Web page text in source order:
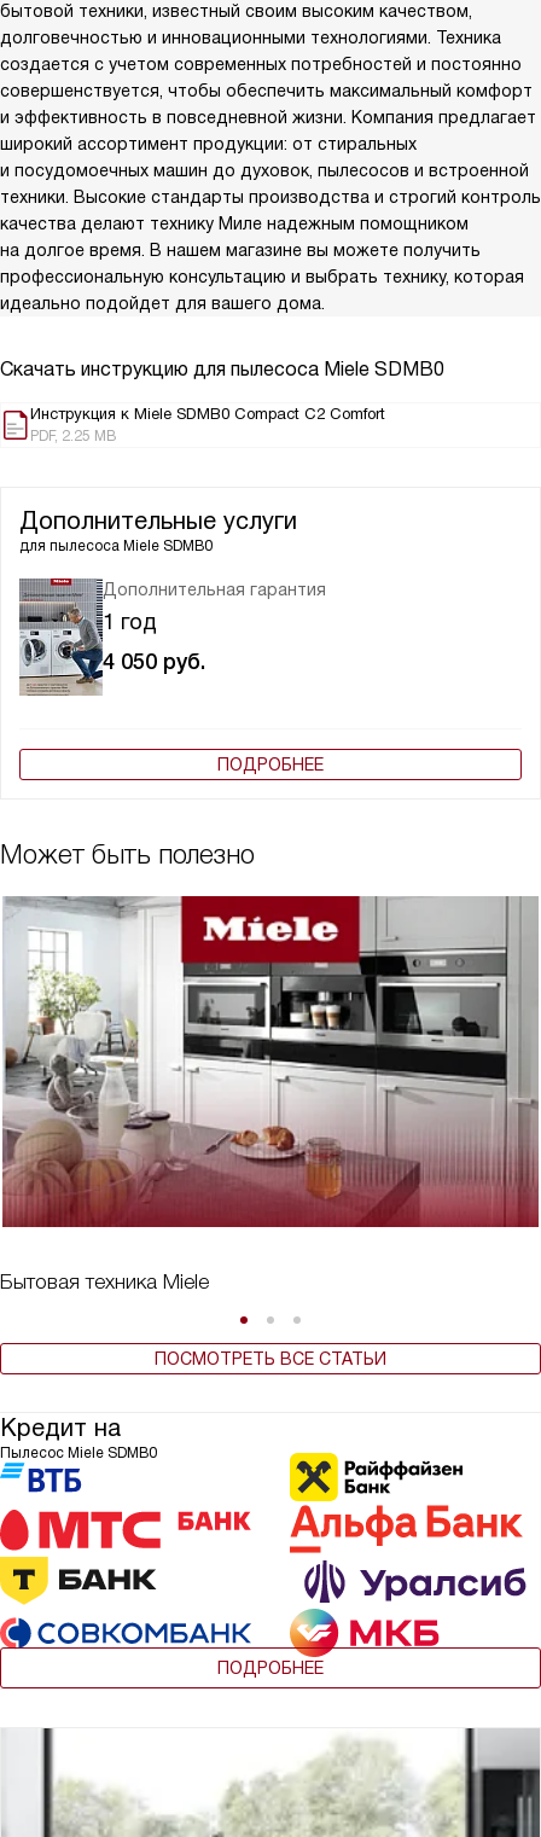
бытовой техники, известный своим высоким качеством,
долговечностью и инновационными технологиями. Техника
создается с учетом современных потребностей и постоянно
совершенствуется, чтобы обеспечить максимальный комфорт
и эффективность в повседневной жизни. Компания предлагает
широкий ассортимент продукции: от стиральных
и посудомоечных машин до духовок, пылесосов и встроенной
техники. Высокие стандарты производства и строгий контроль
качества делают технику Миле надежным помощником
на долгое время. В нашем магазине вы можете получить
профессиональную консультацию и выбрать технику, которая
идеально подойдет для вашего дома.
Скачать инструкцию для пылесоса Miele SDMB0
Инструкция к Miele SDMB0 Compact C2 Comfort
PDF, 2.25 MB
Дополнительные услуги
для пылесоса Miele SDMB0
Дополнительная гарантия
1 год
4 050 руб.
ПОДРОБНЕЕ
Может быть полезно
Бытовая техника Miele
ПОСМОТРЕТЬ ВСЕ СТАТЬИ
Кредит на
Пылесос Miele SDMB0
ПОДРОБНЕЕ